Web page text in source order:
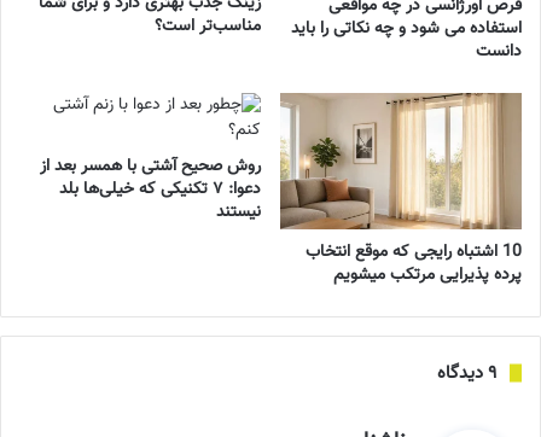
قرص اورژانسی در چه مواقعی
استفاده می شود و چه نکاتی را باید
دانست
مناسب‌تر است؟
10 اشتباه رایجی که موقع انتخاب
پرده پذیرایی مرتکب میشویم
روش صحیح آشتی با همسر بعد از
دعوا: ۷ تکنیکی که خیلی‌ها بلد
نیستند
‫۹ دیدگاه